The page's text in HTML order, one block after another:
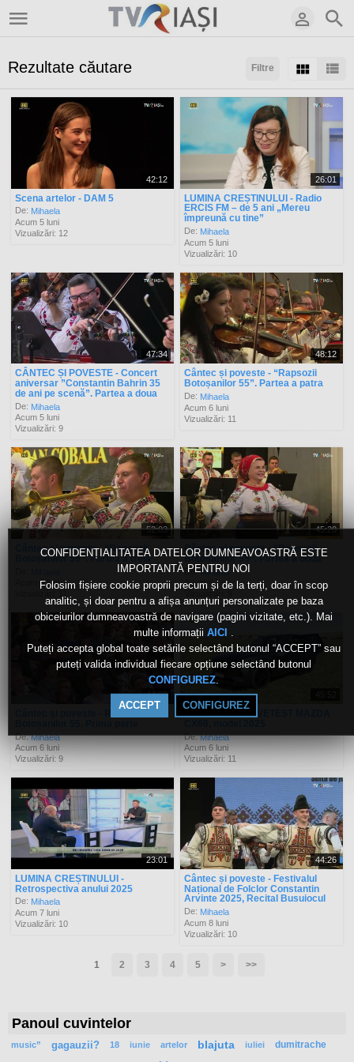
CONFIDENȚIALITATEA DATELOR DUMNEAVOASTRĂ ESTE
IMPORTANTĂ PENTRU NOI
Folosim fișiere cookie proprii precum și de la terți, doar în scop
analitic, și doar pentru a afișa anunțuri personalizate pe baza
obiceiurilor dumneavoastră de navigare (pagini vizitate, etc.). Mai
multe informații AICI
Puteți accepta global toate setările selectând butonul “ACCEPT” sau
puteți valida individual fiecare opțiune selectând butonul
CONFIGUREZ.
ACCEPT CONFIGUREZ
Filtre
Rezultate căutare
Sortaţi după:
Arată:
Rezultate/pagină:
42:12
Scena artelor - DAM 5
De: Mihaela
Acum 5 luni
Vizualizări: 12
26:01
LUMINA CREȘTINULUI - Radio
ERCIS FM – de 5 ani „Mereu
împreună cu tine”
De: Mihaela
Acum 5 luni
Vizualizări: 10
47:34
CÂNTEC ȘI POVESTE - Concert
aniversar ”Constantin Bahrin 35
de ani pe scenă”. Partea a doua
De: Mihaela
Acum 5 luni
Vizualizări: 9
48:12
Cântec și poveste - “Rapsozii
Botoșanilor 55”. Partea a patra
De: Mihaela
Acum 6 luni
Vizualizări: 11
52:03
Cântec și poveste - “Rapsozii
Botoșanilor 55”. Partea a treia
Acum 6 luni
45:20
Cântec și poveste - “Rapsozii
Botoșanilor 55”. Partea a doua
De:Mihaela
Acum 6 luni
Vizualizări: 9
44:20
De:Mihaela
Acum 6 luni
Vizualizări: 9
Showroom - DRIVETEST MAZDA
De:Mihaela
Acum 6 luni
Vizualizări: 11
23:01
LUMINA CREȘTINULUI -
Retrospectiva anului 2025
De: Mihaela
Acum 7 luni
Vizualizări: 10
44:26
Cântec și poveste - Festivalul
Național de Folclor Constantin
Arvinte 2025, Recital Busuiocul
De: Mihaela
Acum 8 luni
Vizualizări: 10
1 2 3 4 5 > >>
Panoul cuvintelor
music” gagauzii? 18 iunie artelor blajuta iuliei dumitrache